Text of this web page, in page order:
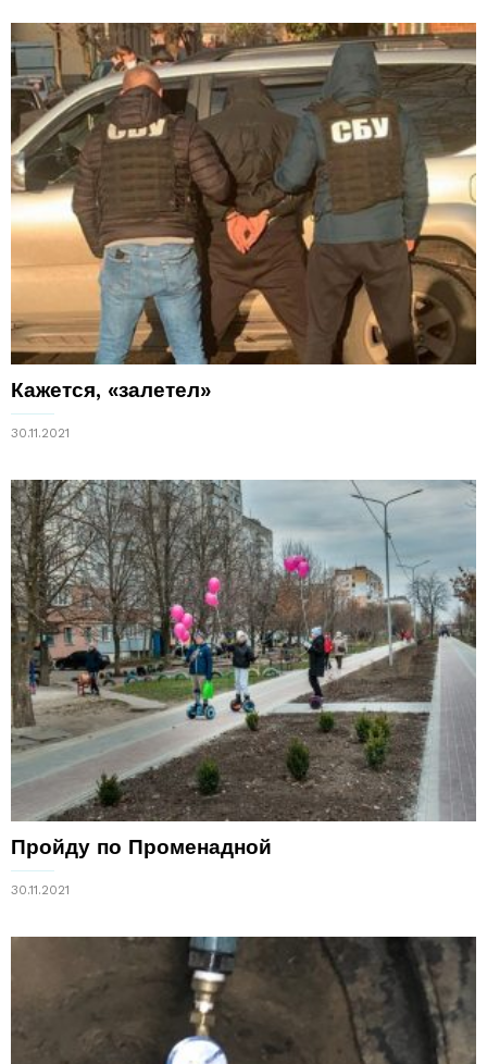
Кажется, «залетел»
30.11.2021
Пройду по Променадной
30.11.2021